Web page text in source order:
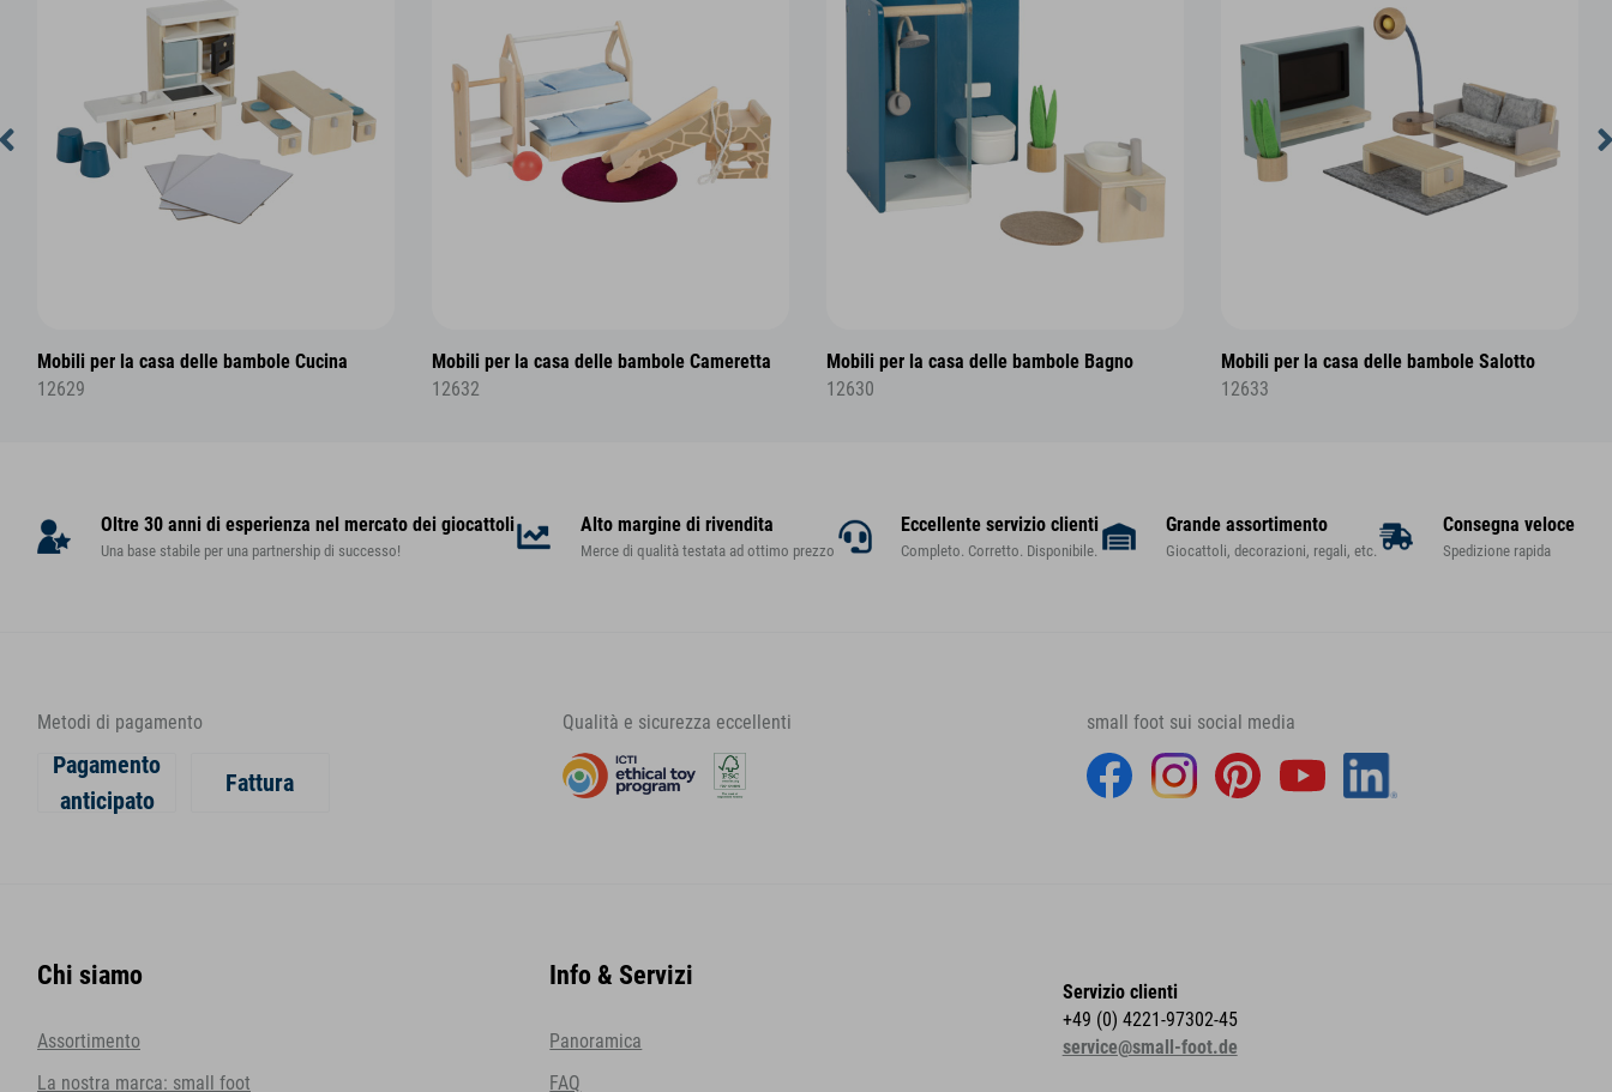
Mobili per la casa delle bambole Cucina
12629
Mobili per la casa delle bambole Cameretta
12632
Mobili per la casa delle bambole Bagno
12630
Mobili per la casa delle bambole Salotto
12633
Oltre 30 anni di esperienza nel mercato dei giocattoli
Una base stabile per una partnership di successo!
Alto margine di rivendita
Merce di qualità testata ad ottimo prezzo
Eccellente servizio clienti
Completo. Corretto. Disponibile.
Grande assortimento
Giocattoli, decorazioni, regali, etc.
Consegna veloce
Spedizione rapida
Metodi di pagamento
Pagamento
anticipato
Fattura
Qualità e sicurezza eccellenti small foot sui social media
Chi siamo
Assortimento
La nostra marca: small foot
Info & Servizi
Panoramica
FAQ
Servizio clienti
+49 (0) 4221-97302-45
service@small-foot.de